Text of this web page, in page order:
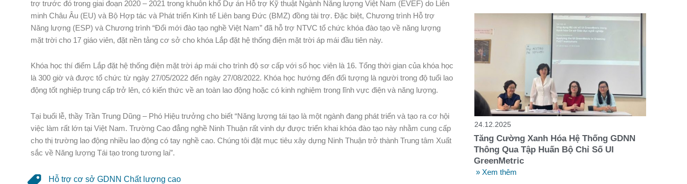
trợ trước đó trong giai đoạn 2020 – 2021 trong khuôn khổ Dự án Hỗ trợ Kỹ thuật Ngành Năng lượng Việt Nam (EVEF) do Liên
minh Châu Âu (EU) và Bộ Hợp tác và Phát triển Kinh tế Liên bang Đức (BMZ) đồng tài trợ. Đặc biệt, Chương trình Hỗ trợ
Năng lượng (ESP) và Chương trình “Đổi mới đào tạo nghề Việt Nam” đã hỗ trợ NTVC tổ chức khóa đào tạo về năng lượng
mặt trời cho 17 giáo viên, đặt nền tảng cơ sở cho khóa Lắp đặt hệ thống điện mặt trời áp mái đầu tiên này.
Khóa học thí điểm Lắp đặt hệ thống điện mặt trời áp mái cho trình độ sơ cấp với số học viên là 16. Tổng thời gian của khóa học
là 300 giờ và được tổ chức từ ngày 27/05/2022 đến ngày 27/08/2022. Khóa học hướng đến đối tượng là người trong độ tuổi lao
động tốt nghiệp trung cấp trở lên, có kiến thức về an toàn lao động hoặc có kinh nghiệm trong lĩnh vực điện và năng lượng.
Tại buổi lễ, thầy Trần Trung Dũng – Phó Hiệu trưởng cho biết “Năng lượng tái tạo là một ngành đang phát triển và tạo ra cơ hội
việc làm rất lớn tại Việt Nam. Trường Cao đẳng nghề Ninh Thuận rất vinh dự được triển khai khóa đào tạo này nhằm cung cấp
cho thị trường lao động nhiều lao động có tay nghề cao. Chúng tôi đặt mục tiêu xây dựng Ninh Thuận trở thành Trung tâm Xuất
sắc về Năng lượng Tái tạo trong tương lai”.
Hỗ trợ cơ sở GDNN Chất lượng cao
24.12.2025
Tăng Cường Xanh Hóa Hệ Thống GDNN
Thông Qua Tập Huấn Bộ Chỉ Số UI
GreenMetric
» Xem thêm